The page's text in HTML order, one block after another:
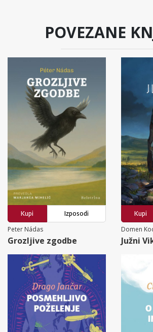
POVEZANE
Kupi
Izposodi
Peter Nádas
Grozljive zgodbe
Kupi
Domen
Južni